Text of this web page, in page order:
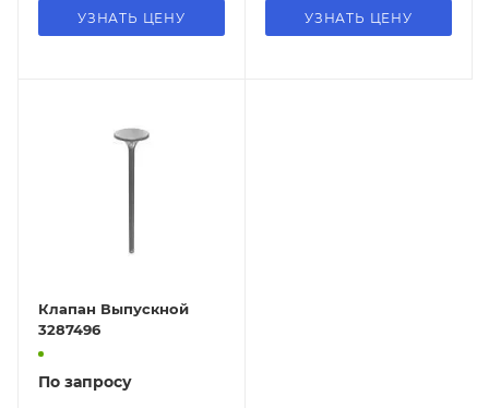
УЗНАТЬ ЦЕНУ УЗНАТЬ ЦЕНУ
Клапан Выпускной
3287496
По запросу